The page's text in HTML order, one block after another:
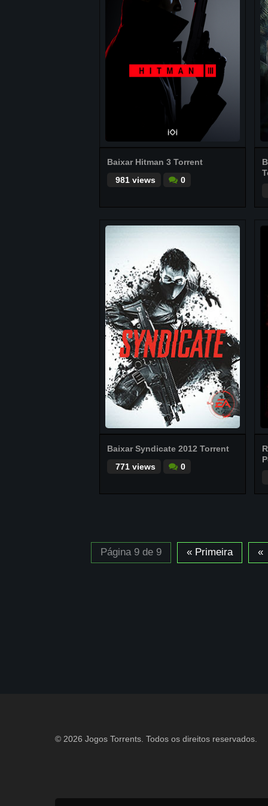
Baixar Hitman 3 Torrent
981 views
0
Baixar Syndicate 2012 Torrent
771 views
0
Página 9 de 9 « Primeira «
© 2026 Jogos Torrents. Todos os direitos reservados.